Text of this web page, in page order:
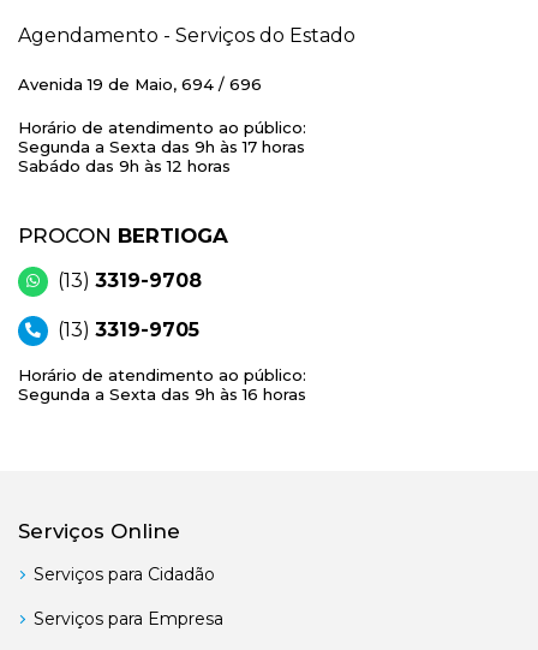
Agendamento - Serviços do Estado
Avenida 19 de Maio, 694 / 696
Horário de atendimento ao público:
Segunda a Sexta das 9h às 17 horas
Sabádo das 9h às 12 horas
PROCON BERTIOGA
(13) 3319-9708
(13) 3319-9705
Horário de atendimento ao público:
Segunda a Sexta das 9h às 16 horas
Serviços Online
Serviços para Cidadão
Serviços para Empresa